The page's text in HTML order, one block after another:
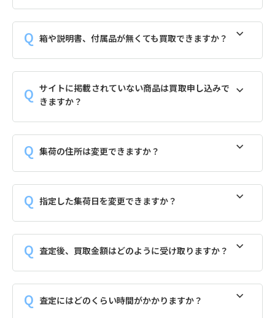
箱や説明書、付属品が無くても買取できますか？
サイトに掲載されていない商品は買取申し込みで
きますか？
集荷の住所は変更できますか？
指定した集荷日を変更できますか？
査定後、買取金額はどのように受け取りますか？
査定にはどのくらい時間がかかりますか？